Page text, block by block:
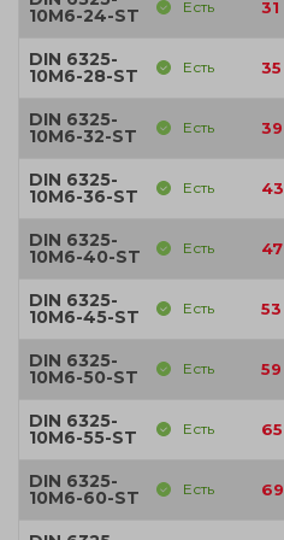
10M6-24-ST Есть 31
DIN 6325-
10M6-28-ST Есть 35
DIN 6325-
10M6-32-ST Есть 39
DIN 6325-
10M6-36-ST Есть 43
DIN 6325-
10M6-40-ST Есть 47
DIN 6325-
10M6-45-ST Есть 53
DIN 6325-
10M6-50-ST Есть 59
DIN 6325-
10M6-55-ST Есть 65
DIN 6325-
10M6-60-ST Есть 69